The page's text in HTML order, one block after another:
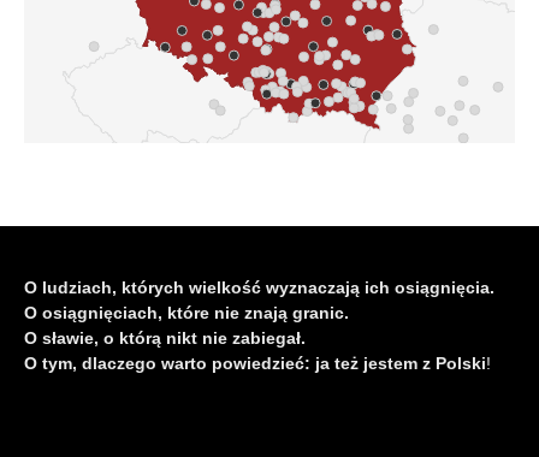
O ludziach, których wielkość wyznaczają ich osiągnięcia.
O osiągnięciach, które nie znają granic.
O sławie, o którą nikt nie zabiegał.
O tym, dlaczego warto powiedzieć: ja też jestem z Polski!